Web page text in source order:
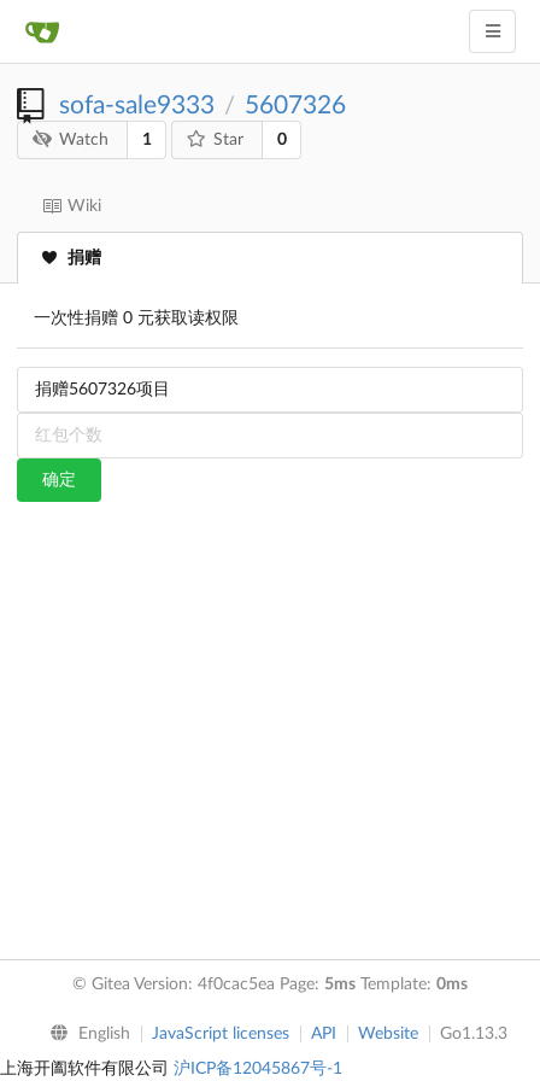
sofa-sale9333 / 5607326
Watch 1 Star 0
Wiki
捐赠
一次性捐赠 0 元获取读权限
确定
© Gitea Version: 4f0cac5ea Page: 5ms Template: 0ms
English JavaScript licenses API Website Go1.13.3
上海开阖软件有限公司 沪ICP备12045867号-1